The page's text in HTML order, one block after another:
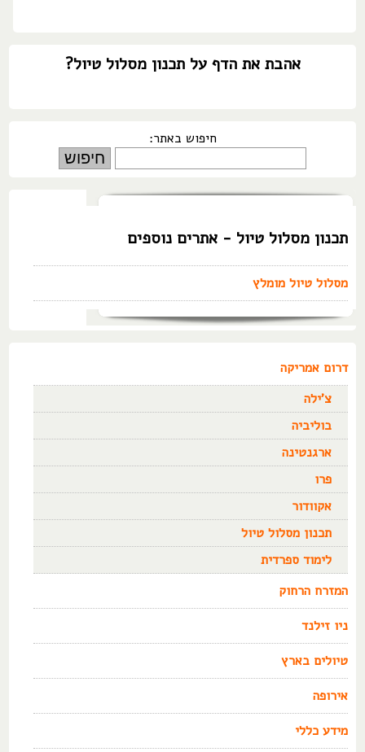
אהבת את הדף על תכנון מסלול טיול?
חיפוש באתר:
תכנון מסלול טיול - אתרים נוספים
מסלול טיול מומלץ
דרום אמריקה
צ'ילה
בוליביה
ארגנטינה
פרו
אקוודור
תכנון מסלול טיול
לימוד ספרדית
המזרח הרחוק
ניו זילנד
טיולים בארץ
אירופה
מידע כללי